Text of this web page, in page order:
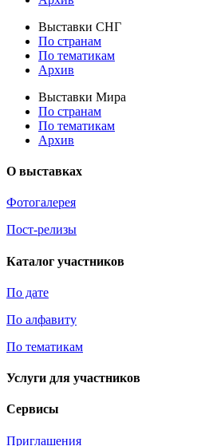
Выставки СНГ
По странам
По тематикам
Архив
Выставки Мира
По странам
По тематикам
Архив
О выставках
Фотогалерея
Пост-релизы
Каталог участников
По дате
По алфавиту
По тематикам
Услуги для участников
Сервисы
Приглашения